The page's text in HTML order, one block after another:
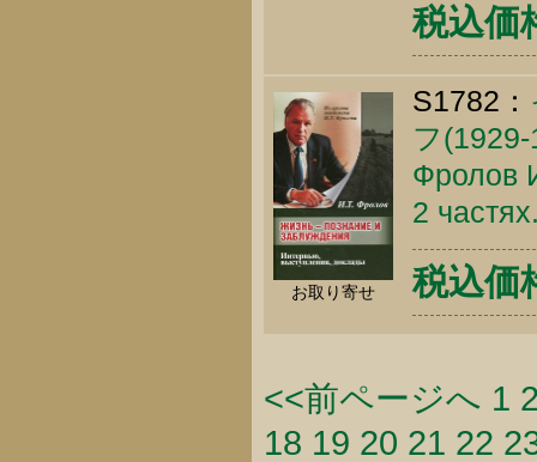
税込価
お取り寄せ
S1782：
フ
Фролов
2
税込価
<<前ページへ 1
18 19 20 21 22